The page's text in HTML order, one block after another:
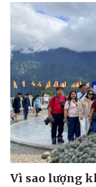
Vì sao lượng